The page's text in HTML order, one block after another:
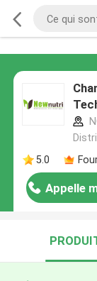
5.0
Appelle